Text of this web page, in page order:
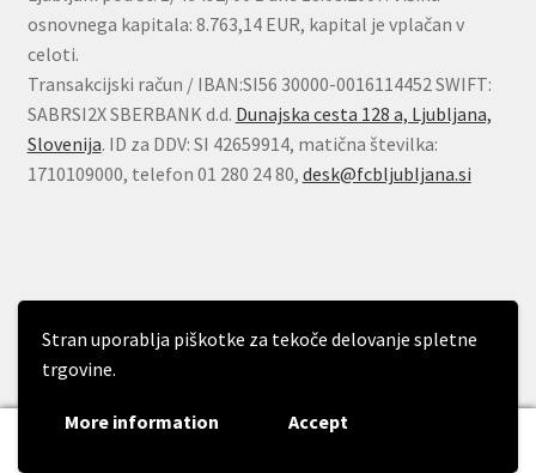
Stran uporablja piškotke za tekoče delovanje spletne
trgovine.
More information Accept
osnovnega kapitala: 8.763,14 EUR, kapital je vplačan v
celoti.
Transakcijski račun / IBAN:SI56 30000-0016114452 SWIFT:
SABRSI2X SBERBANK d.d. Dunajska cesta 128 a, Ljubljana,
Slovenija. ID za DDV: SI 42659914, matična številka:
1710109000, telefon 01 280 24 80, desk@fcbljubljana.si
Built with WooCommerce.
Išči:
Iskanje